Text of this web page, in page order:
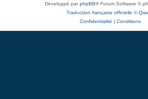
Développé parphpBB® Forum Software ©
Traduction française officielle ©
Confidentialité | Conditions